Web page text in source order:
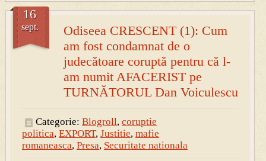
Odiseea CRESCENT (1): Cum
am fost condamnat de o
judecătoare coruptă pentru că l-
am numit AFACERIST pe
TURNĂTORUL Dan Voiculescu
16
sept.
Categorie: Blogroll, coruptie
politica, EXPORT, Justitie, mafie
romaneasca, Presa, Securitate nationala